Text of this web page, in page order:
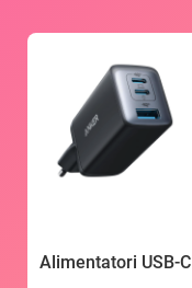
Alimentatori USB-C